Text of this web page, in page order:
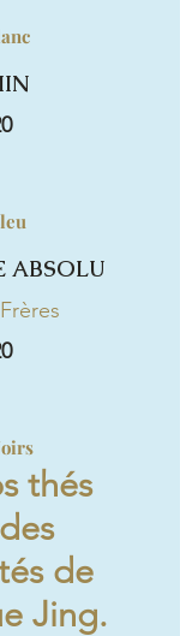
ABSOLU
thés
de
Jing.